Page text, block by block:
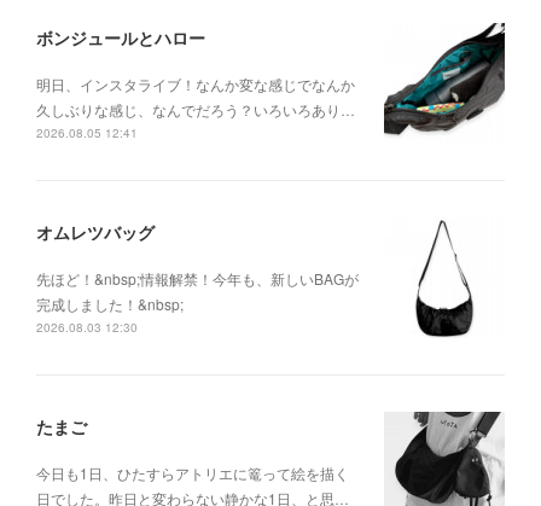
ボンジュールとハロー
明日、インスタライブ！なんか変な感じでなんか
久しぶりな感じ、なんでだろう？いろいろあり…
2026.08.05 12:41
オムレツバッグ
先ほど！&nbsp;情報解禁！今年も、新しいBAGが
完成しました！&nbsp;
2026.08.03 12:30
たまご
今日も1日、ひたすらアトリエに篭って絵を描く
日でした。昨日と変わらない静かな1日、と思…